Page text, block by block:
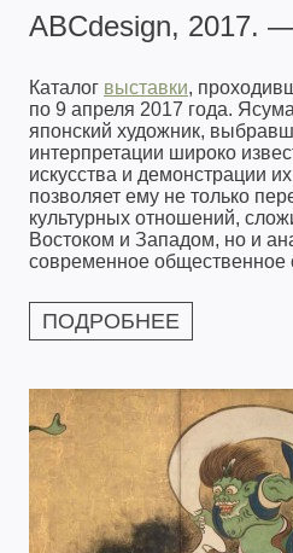
ABCdesign, 2017.
Каталог выставки,
по 9 апреля 2017 года.
японский художник,
интерпретации широко
искусства и демонстрации
позволяет ему не только
культурных отношений,
Востоком и Западом, но и
современное общественное
ПОДРОБНЕЕ